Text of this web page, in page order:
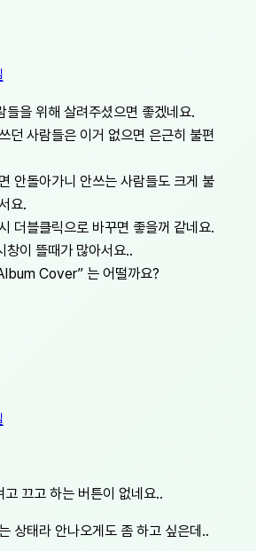
들을 위해 살려주셨으면 좋겠네요.
던 사람들은 이거 없으면 은근히 불편
안돌아가니 안쓰는 사람들도 크게 불
요.
더블클릭으로 바꾸면 좋을꺼 같네요.
창이 뜰때가 많아서요..
Cover” 는 어떨까요?
고 끄고 하는 버튼이 없네요..
상태라 안나오게도 좀 하고 싶은데..